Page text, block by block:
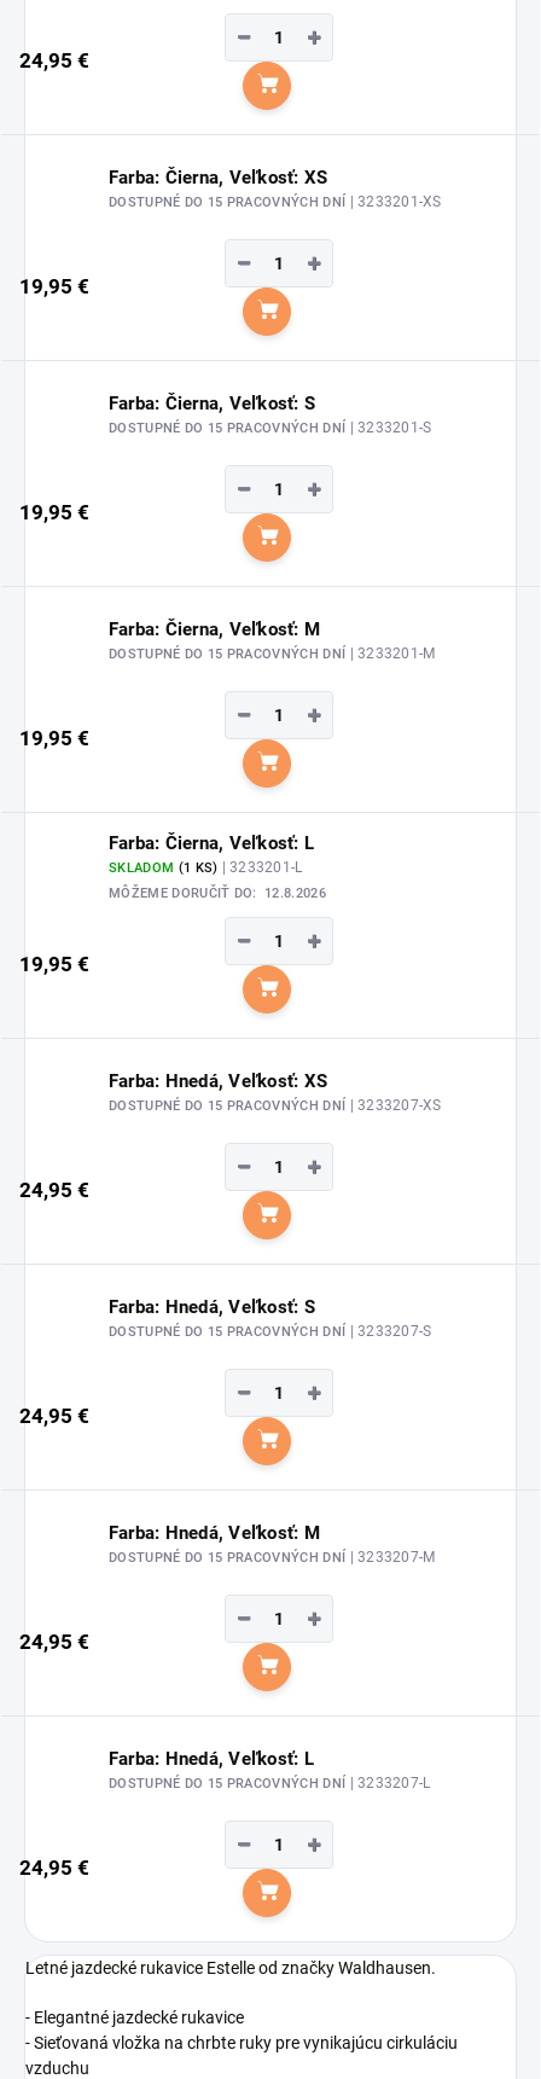
24,95 €
+
−
Do košíka
Farba: Čierna, Veľkosť: XS
DOSTUPNÉ DO 15 PRACOVNÝCH DNÍ | 3233201-XS
19,95 €
+
−
Do košíka
Farba: Čierna, Veľkosť: S
DOSTUPNÉ DO 15 PRACOVNÝCH DNÍ | 3233201-S
19,95 €
+
−
Do košíka
Farba: Čierna, Veľkosť: M
DOSTUPNÉ DO 15 PRACOVNÝCH DNÍ | 3233201-M
19,95 €
+
−
Do košíka
Farba: Čierna, Veľkosť: L
SKLADOM (1 KS) | 3233201-L
MÔŽEME DORUČIŤ DO: 12.8.2026
19,95 €
+
−
Do košíka
Farba: Hnedá, Veľkosť: XS
DOSTUPNÉ DO 15 PRACOVNÝCH DNÍ | 3233207-XS
24,95 €
+
−
Do košíka
Farba: Hnedá, Veľkosť: S
DOSTUPNÉ DO 15 PRACOVNÝCH DNÍ | 3233207-S
24,95 €
+
−
Do košíka
Farba: Hnedá, Veľkosť: M
DOSTUPNÉ DO 15 PRACOVNÝCH DNÍ | 3233207-M
24,95 €
+
−
Do košíka
Farba: Hnedá, Veľkosť: L
DOSTUPNÉ DO 15 PRACOVNÝCH DNÍ | 3233207-L
24,95 €
+
−
Do košíka
Letné jazdecké rukavice Estelle od značky Waldhausen.
- Elegantné jazdecké rukavice
- Sieťovaná vložka na chrbte ruky pre vynikajúcu cirkuláciu
vzduchu